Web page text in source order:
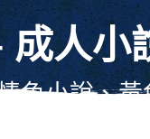
成人小
色小說、